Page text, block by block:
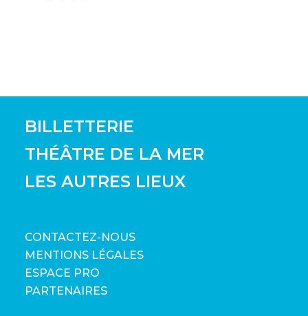
BILLETTERIE
THÉÂTRE DE LA MER
LES AUTRES LIEUX
CONTACTEZ-NOUS
MENTIONS LÉGALES
ESPACE PRO
PARTENAIRES